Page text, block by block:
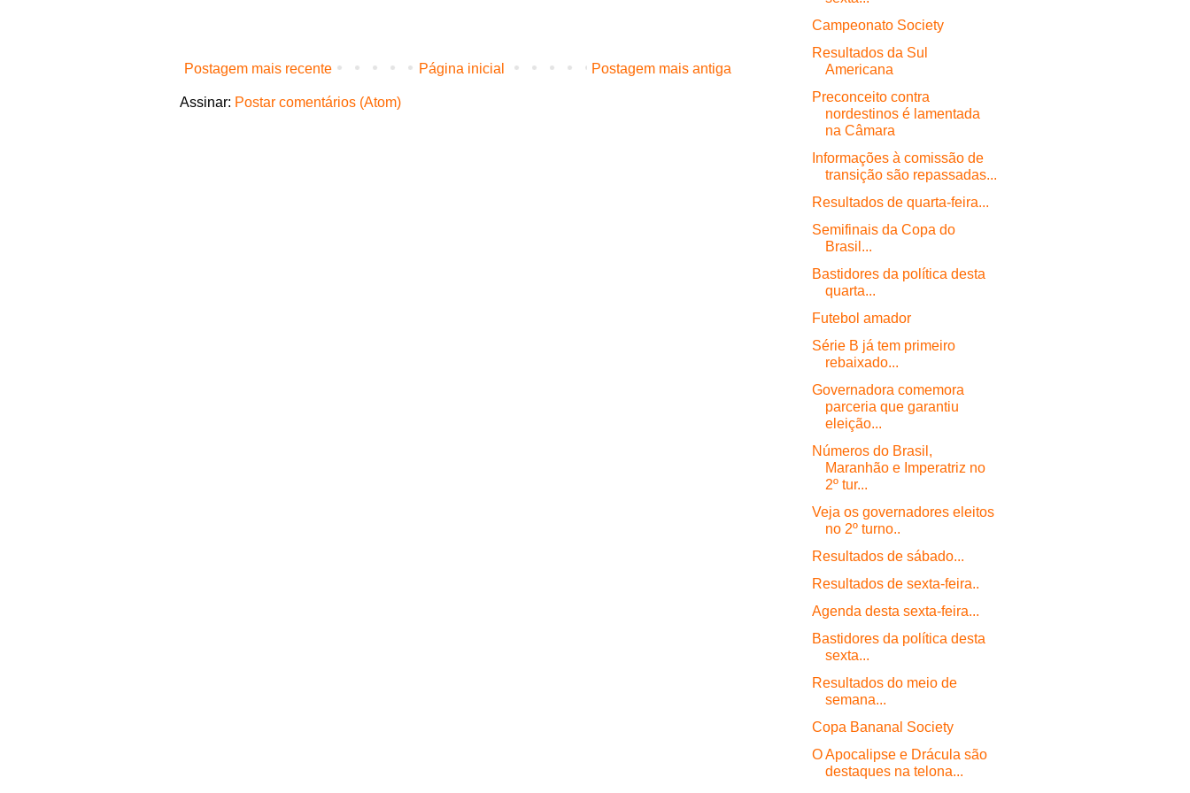
Postagem mais recente Postagem mais antiga
Página inicial
Assinar: Postar comentários (Atom)
Campeonato Society
Resultados da Sul
Americana
Preconceito contra
nordestinos é lamentada
na Câmara
Informações à comissão de
transição são repassadas...
Resultados de quarta-feira...
Semifinais da Copa do
Brasil...
Bastidores da política desta
quarta...
Futebol amador
Série B já tem primeiro
rebaixado...
Governadora comemora
parceria que garantiu
eleição...
Números do Brasil,
Maranhão e Imperatriz no
2º tur...
Veja os governadores eleitos
no 2º turno..
Resultados de sábado...
Resultados de sexta-feira..
Agenda desta sexta-feira...
Bastidores da política desta
sexta...
Resultados do meio de
semana...
Copa Bananal Society
O Apocalipse e Drácula são
destaques na telona...